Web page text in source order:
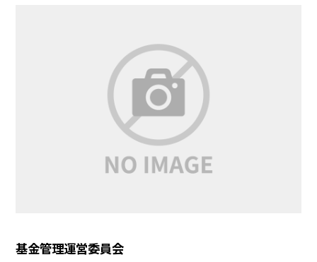
基金管理運営委員会